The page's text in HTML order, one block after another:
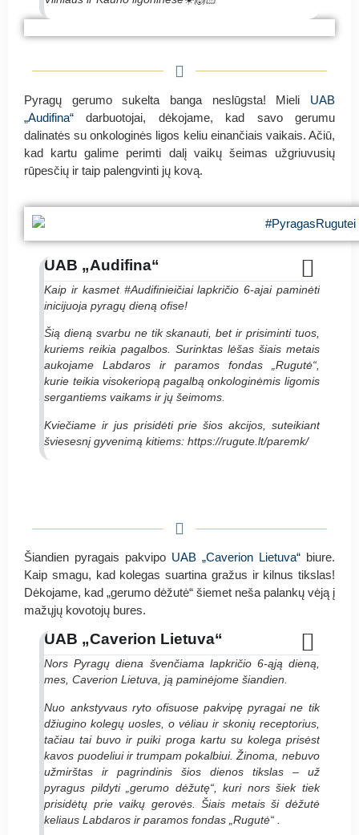
#PyragasRugutei KREDA - Jungtinės kredito
#PyragasRugutei KREDA - Jungtinės kredito
Pyragų gerumo sukelta banga neslūgsta! Mieli UAB
„Audifina“ darbuotojai, dėkojame, kad savo gerumu
dalinatės su onkologinės ligos keliu einančiais vaikais. Ačiū,
kad kartu galime perimti dalį vaikų šeimas užgriuvusių
rūpesčių ir taip palengvinti jų kovą.
UAB „Audifina“
Kaip ir kasmet #Audifinieičiai lapkričio 6-ajai paminėti
inicijuoja pyragų dieną ofise!
Šią dieną svarbu ne tik skanauti, bet ir prisiminti tuos,
kuriems reikia pagalbos. Surinktas lėšas šiais metais
aukojame Labdaros ir paramos fondas „Rugutė“,
kurie teikia visokeriopą pagalbą onkologinėmis ligomis
sergantiems vaikams ir jų šeimoms.
Kviečiame ir jus prisidėti prie šios akcijos, suteikiant
šviesesnį gyvenimą kitiems: https://rugute.lt/paremk/
Šiandien pyragais pakvipo UAB „Caverion Lietuva“ biure.
Kaip smagu, kad kolegas suartina gražus ir kilnus tikslas!
Dėkojame, kad „gerumo dėžutė“ šiemet neša palankų vėją į
mažųjų kovotojų bures.
UAB „Caverion Lietuva“
Nors Pyragų diena švenčiama lapkričio 6-ąją dieną,
mes, Caverion Lietuva, ją paminėjome šiandien.
Nuo ankstyvaus ryto ofisuose pakvipę pyragai ne tik
džiugino kolegų uosles, o vėliau ir skonių receptorius,
tačiau tai buvo ir puiki proga kartu su kolega prisėst
kavos puodeliui ir trumpam pokalbiui. Žinoma, nebuvo
užmirštas ir pagrindinis šios dienos tikslas – už
pyragus pildyti „gerumo dėžutę“, kuri nors šiek tiek
prisidėtų prie vaikų gerovės. Šiais metais ši dėžutė
keliaus Labdaros ir paramos fondas „Rugutė“ .